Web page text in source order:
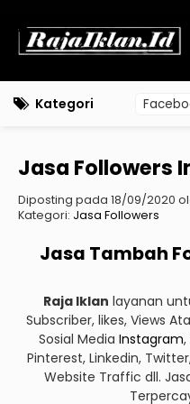
Kategori
Jasa Followers
Diposting pada 18/09/2020
Kategori: Jasa Followers
Jasa Tambah
Raja Iklan layanan
Subscriber, likes, Views
Sosial Media Instagram
Pinterest, Linkedin,
Website Traffic dll.